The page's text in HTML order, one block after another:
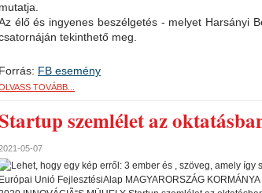
mutatja.
élő és ingyenes beszélgetés - melyet Harsányi
tekinthető meg.
Forrás: FB esemény
TOVÁBB...
szemlélet az
05-07